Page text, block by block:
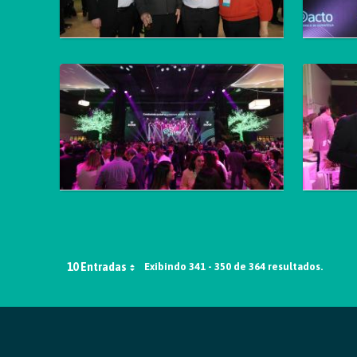
10 Entradas Exibindo 341 - 350 de 364 resultados.